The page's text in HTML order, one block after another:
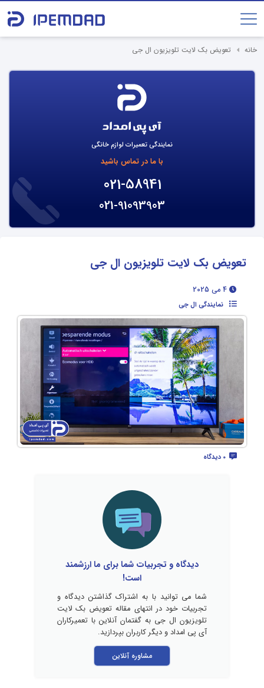
خانه تعویض بک لایت تلویزیون ال جی
نمایندگی تعمیرات لوازم خانگی
با ما در تماس باشید
021-58941
021-91093903
تعویض بک لایت تلویزیون ال جی
نمایندگی ال جی
دیدگاه و تجربیات شما برای ما ارزشمند
است!
شما می توانید با به اشتراک گذاشتن دیدگاه و
تجربیات خود در انتهای مقاله تعویض بک لایت
تلویزیون ال جی به گفتمان آنلاین با تعمیرکاران
آی پی امداد و دیگر کاربران بپردازید.
مشاوره آنلاین